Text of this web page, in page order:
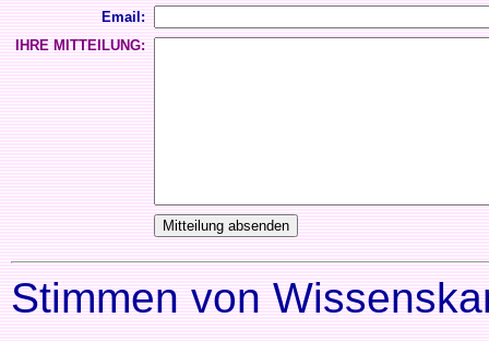
Email:
IHRE MITTEILUNG:
Stimmen von